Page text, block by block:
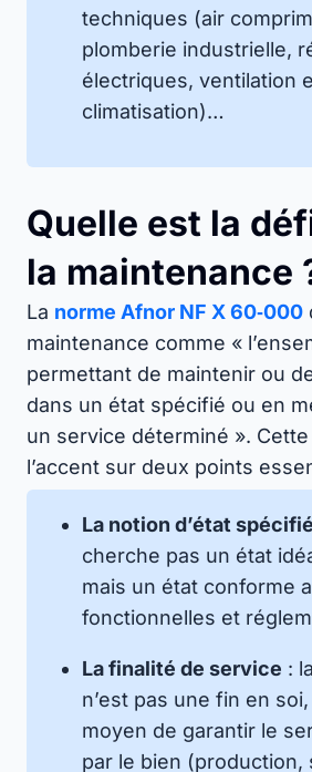
techniques (air
plomberie industrielle,
électriques, ventilation
climatisation)…
Quelle est la
la maintenance
La norme Afnor NF X 60‑000
maintenance comme «
permettant de maintenir ou
dans un état spécifié ou en
un service déterminé ».
l’accent sur deux points
La notion d’état spécifié
cherche pas un état
mais un état conforme
fonctionnelles et
La finalité de service :
n’est pas une fin en
moyen de garantir le
par le bien (production,